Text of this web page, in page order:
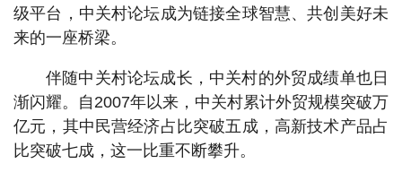
级平台，中关村论坛成为链接全球智慧、共创美好未
来的一座桥梁。
伴随中关村论坛成长，中关村的外贸成绩单也日
渐闪耀。自2007年以来，中关村累计外贸规模突破万
亿元，其中民营经济占比突破五成，高新技术产品占
比突破七成，这一比重不断攀升。